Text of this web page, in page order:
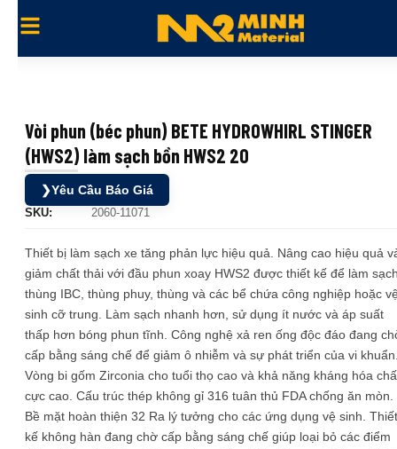
Vòi phun (béc phun) BETE HYDROWHIRL STINGER
(HWS2) làm sạch bồn HWS2 20
❯Yêu Cầu Báo Giá
SKU: 2060-11071
Thiết bị làm sạch xe tăng phản lực hiệu quả. Nâng cao hiệu quả
giảm chất thải với đầu phun xoay HWS2 được thiết kế để làm
thùng IBC, thùng phuy, thùng và các bể chứa công nghiệp hoặc
sinh cỡ trung. Làm sạch nhanh hơn, sử dụng ít nước và áp suất
thấp hơn bóng phun tĩnh. Công nghệ xả ren ống độc đáo đang
cấp bằng sáng chế để giảm ô nhiễm và sự phát triển của vi
Vòng bi gốm Zirconia cho tuổi thọ cao và khả năng kháng hóa
cực cao. Cấu trúc thép không gỉ 316 tuân thủ FDA chống ăn mòn.
Bề mặt hoàn thiện 32 Ra lý tưởng cho các ứng dụng vệ sinh. Thiết
kế không hàn đang chờ cấp bằng sáng chế giúp loại bỏ các điểm